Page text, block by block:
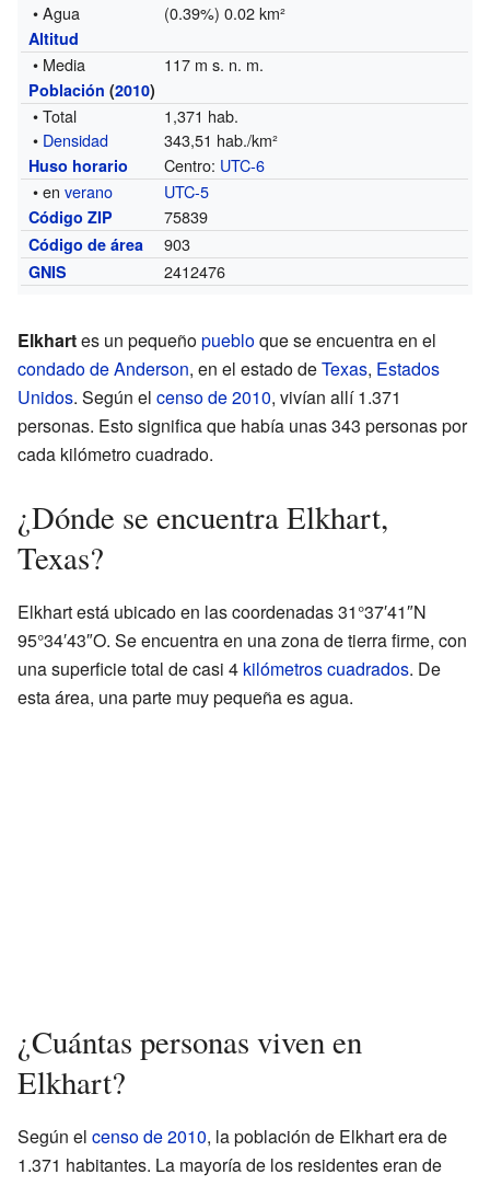
• Agua
(0.39%) 0.02 km²
Altitud
• Media 117 m s. n. m.
Población (2010)
• Total
1,371 hab.
• Densidad 343,51 hab./km²
Huso horario Centro: UTC-6
• enverano UTC-5
Código ZIP 75839
Código de área 903
GNIS 2412476
Elkhartes un pequeñopuebloque se encuentra en el
condado de Anderson, en el estado deTexas, Estados
Unidos. Según el censo de 2010, vivían allí 1.371
personas. Esto significa que había unas 343 personas por
cada kilómetro cuadrado.
¿Dónde se encuentra Elkhart,
Texas?
Elkhart está ubicado en las coordenadas 31°37′41″N
95°34′43″O. Se encuentra en una zona de tierra firme, con
una superficie total de casi 4 kilómetros cuadrados. De
esta área, una parte muy pequeña es agua.
¿Cuántas personas viven en
Elkhart?
Según el censo de 2010, la población de Elkhart era de
1.371 habitantes. La mayoría de los residentes eran de